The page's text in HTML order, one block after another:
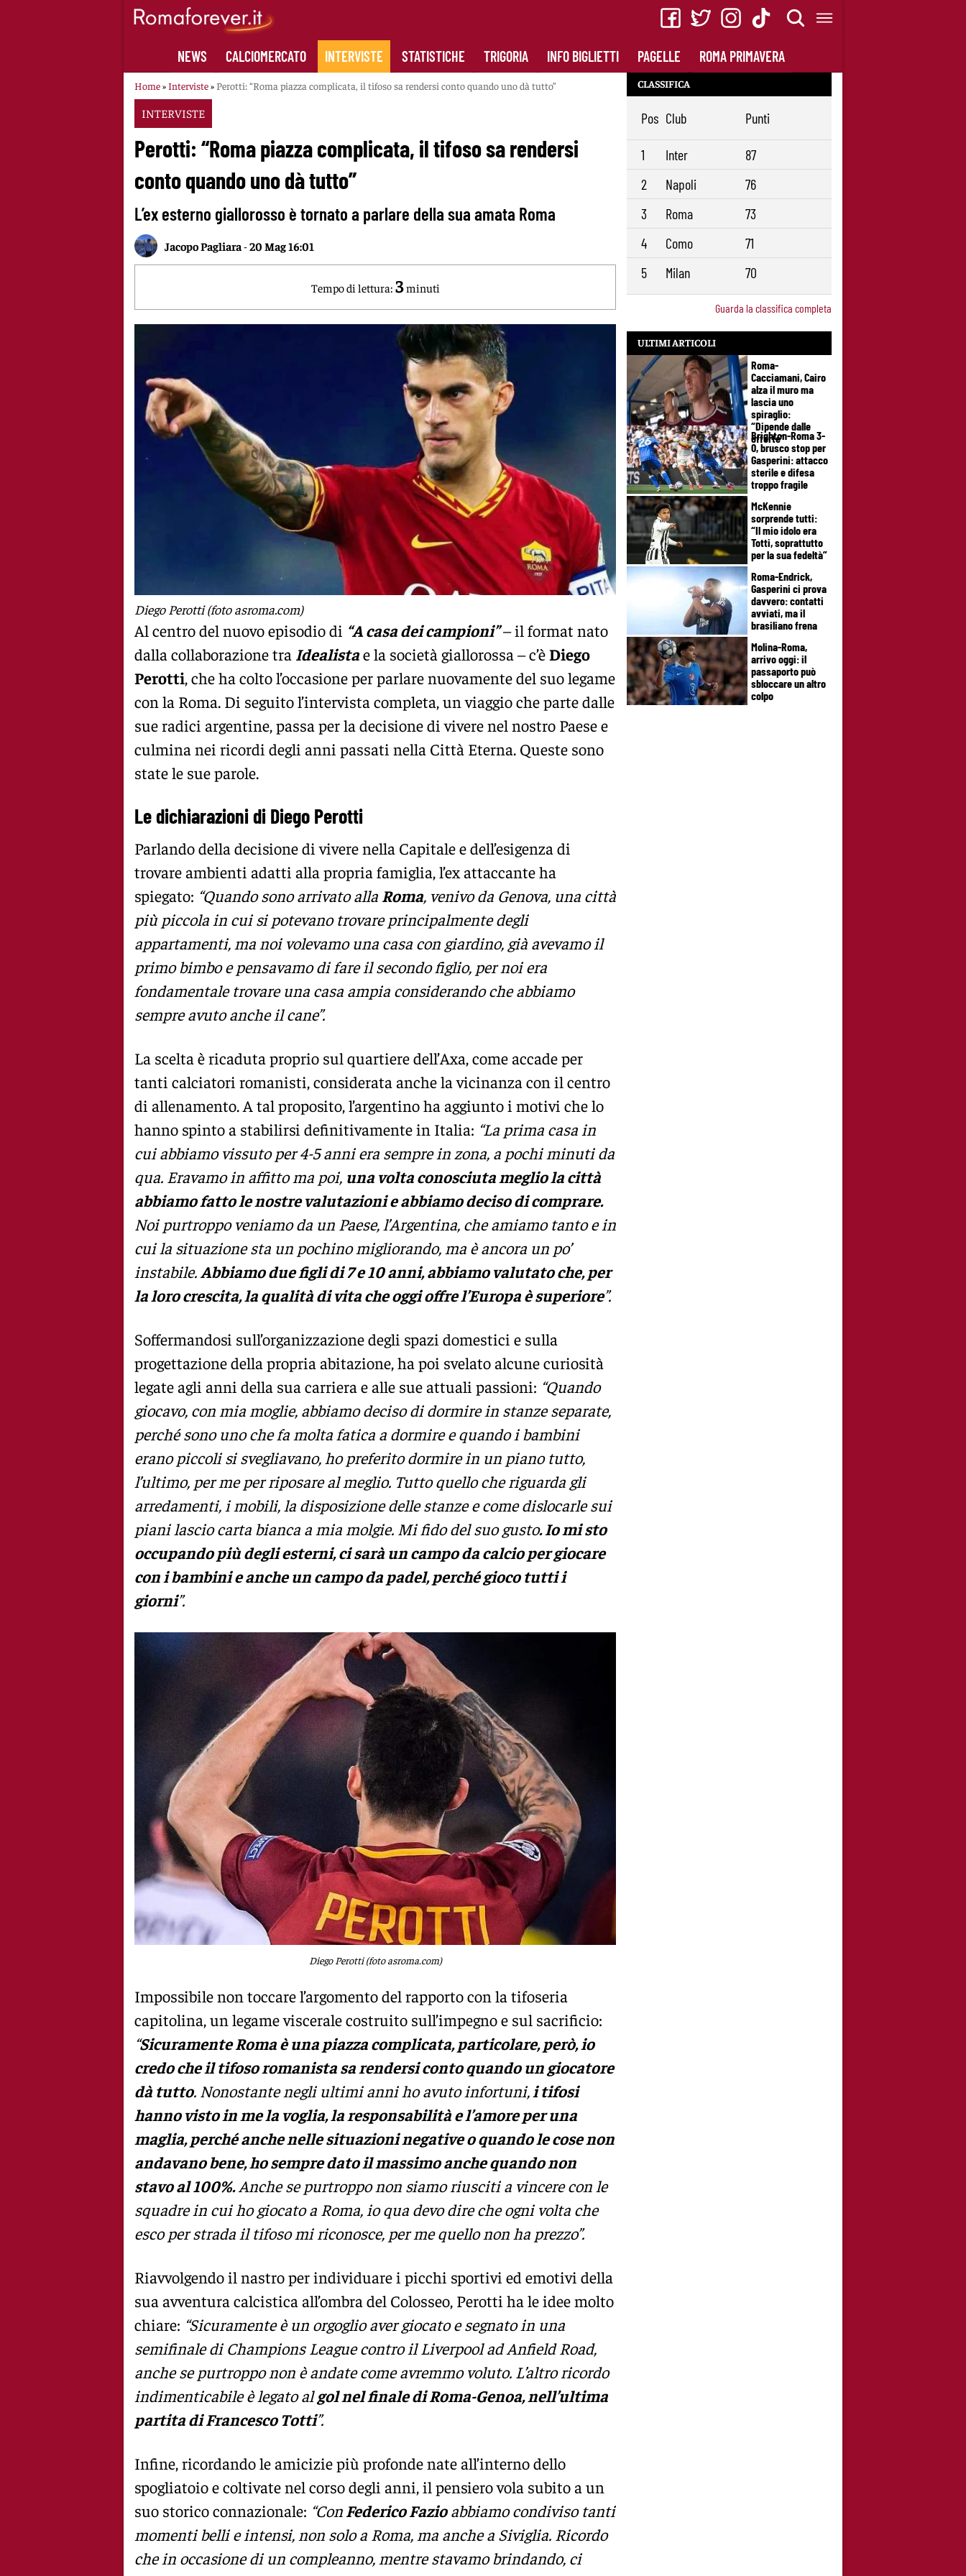
NEWS CALCIOMERCATO INTERVISTE STATISTICHE TRIGORIA INFO BIGLIETTI PAGELLE ROMA PRIMAVERA
Home»Interviste» Perotti: “Roma piazza complicata, il tifoso sa rendersi conto quando uno dà tutto”
INTERVISTE
Perotti: “Roma piazza complicata, il tifoso sa rendersi
conto quando uno dà tutto”
L’ex esterno giallorosso è tornato a parlare della sua amata Roma
Jacopo Pagliara -20 Mag 16:01
Tempo di lettura: 3minuti
Diego Perotti (foto asroma.com)
Al centro del nuovo episodio di “A casa dei campioni”– il format nato
dalla collaborazione tra Idealistae la società giallorossa – c’èDiego
Perotti, che ha colto l’occasione per parlare nuovamente del suo legame
con la Roma. Di seguito l’intervista completa, un viaggio che parte dalle
sue radici argentine, passa per la decisione di vivere nel nostro Paese e
culmina nei ricordi degli anni passati nella Città Eterna. Queste sono
state le sue parole.
Le dichiarazioni di Diego Perotti
Parlando della decisione di vivere nella Capitale e dell’esigenza di
trovare ambienti adatti alla propria famiglia, l’ex attaccante ha
spiegato: “Quando sono arrivato alla Roma, venivo da Genova, una città
più piccola in cui si potevano trovare principalmente degli
appartamenti, ma noi volevamo una casa con giardino, già avevamo il
primo bimbo e pensavamo di fare il secondo figlio, per noi era
fondamentale trovare una casa ampia considerando che abbiamo
sempre avuto anche il cane”.
La scelta è ricaduta proprio sul quartiere dell’Axa, come accade per
tanti calciatori romanisti, considerata anche la vicinanza con il centro
di allenamento. A tal proposito, l’argentino ha aggiunto i motivi che lo
hanno spinto a stabilirsi definitivamente in Italia: “La prima casa in
cui abbiamo vissuto per 4-5 anni era sempre in zona, a pochi minuti da
qua. Eravamo in affitto ma poi, una volta conosciuta meglio la città
abbiamo fatto le nostre valutazioni e abbiamo deciso di comprare.
Noi purtroppo veniamo da un Paese, l’Argentina, che amiamo tanto e in
cui la situazione sta un pochino migliorando, ma è ancora un po’
instabile.Abbiamo due figli di 7 e 10 anni, abbiamo valutato che, per
la loro crescita, la qualità di vita che oggi offre l’Europa è superiore”.
Soffermandosi sull’organizzazione degli spazi domestici e sulla
progettazione della propria abitazione, ha poi svelato alcune curiosità
legate agli anni della sua carriera e alle sue attuali passioni: “Quando
giocavo, con mia moglie, abbiamo deciso di dormire in stanze separate,
perché sono uno che fa molta fatica a dormire e quando i bambini
erano piccoli si svegliavano, ho preferito dormire in un piano tutto,
l’ultimo, per me per riposare al meglio. Tutto quello che riguarda gli
arredamenti, i mobili, la disposizione delle stanze e come dislocarle sui
piani lascio carta bianca a mia molgie. Mi fido del suo gusto. Io mi sto
occupando più degli esterni, ci sarà un campo da calcio per giocare
con i bambini e anche un campo da padel, perché gioco tutti i
giorni”.
Diego Perotti (foto asroma.com)
Impossibile non toccare l’argomento del rapporto con la tifoseria
capitolina, un legame viscerale costruito sull’impegno e sul sacrificio:
“Sicuramente Roma è una piazza complicata, particolare, però, io
credo che il tifoso romanista sa rendersi conto quando un giocatore
dà tutto. Nonostante negli ultimi anni ho avuto infortuni, i tifosi
hanno visto in me la voglia, la responsabilità e l’amore per una
maglia, perché anche nelle situazioni negative o quando le cose non
andavano bene, ho sempre dato il massimo anche quando non
stavo al 100%.Anche se purtroppo non siamo riusciti a vincere con le
squadre in cui ho giocato a Roma, io qua devo dire che ogni volta che
esco per strada il tifoso mi riconosce, per me quello non ha prezzo”.
Riavvolgendo il nastro per individuare i picchi sportivi ed emotivi della
sua avventura calcistica all’ombra del Colosseo, Perotti ha le idee molto
chiare: “Sicuramente è un orgoglio aver giocato e segnato in una
semifinale di Champions League contro il Liverpool ad Anfield Road,
anche se purtroppo non è andate come avremmo voluto. L’altro ricordo
indimenticabile è legato algol nel finale di Roma-Genoa, nell’ultima
partita di Francesco Totti”.
Infine, ricordando le amicizie più profonde nate all’interno dello
spogliatoio e coltivate nel corso degli anni, il pensiero vola subito a un
suo storico connazionale: “ConFederico Fazioabbiamo condiviso tanti
momenti belli e intensi, non solo a Roma, ma anche a Siviglia. Ricordo
che in occasione di un compleanno, mentre stavamo brindando, ci
CLASSIFICA
Pos Club Punti
1 Inter
87
2
Napoli
76
3
Roma
73
4
Como
71
5
Milan 70
Guarda la classifica completa
ULTIMI ARTICOLI
Roma-
Cacciamani, Cairo
alza il muro ma
lascia uno
spiraglio:
“Dipende dalle
offerte”
Brighton-Roma 3-
0, brusco stop per
Gasperini: attacco
sterile e difesa
troppo fragile
McKennie
sorprende tutti:
“Il mio idolo era
Totti, soprattutto
per la sua fedeltà”
Roma-Endrick,
Gasperini ci prova
davvero: contatti
avviati, ma il
brasiliano frena
Molina-Roma,
arrivo oggi: il
passaporto può
sbloccare un altro
colpo